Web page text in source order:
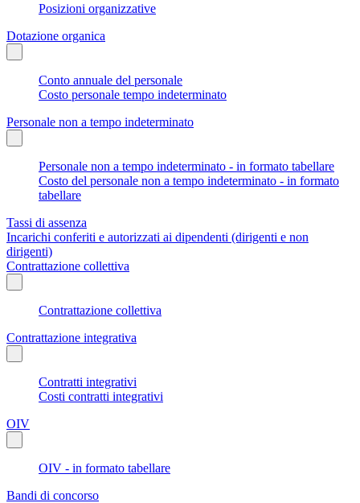
Posizioni organizzative
Dotazione organica
Conto annuale del personale
Costo personale tempo indeterminato
Personale non a tempo indeterminato
Personale non a tempo indeterminato - in formato tabellare
Costo del personale non a tempo indeterminato - in formato
tabellare
Tassi di assenza
Incarichi conferiti e autorizzati ai dipendenti (dirigenti e non
dirigenti)
Contrattazione collettiva
Contrattazione collettiva
Contrattazione integrativa
Contratti integrativi
Costi contratti integrativi
OIV
OIV - in formato tabellare
Bandi di concorso